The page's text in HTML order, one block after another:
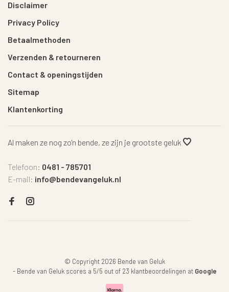
Disclaimer
Privacy Policy
Betaalmethoden
Verzenden & retourneren
Contact & openingstijden
Sitemap
Klantenkorting
Al maken ze nog zo'n bende, ze zijn je grootste geluk
Telefoon: 0481 - 785701
E-mail: info@bendevangeluk.nl
© Copyright 2026 Bende van Geluk
- Bende van Geluk scores a 5/5 out of 23 klantbeoordelingen at Google